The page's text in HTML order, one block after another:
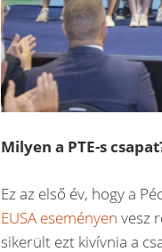
Milyen a PTE-s
Ez az első év, hogy a
EUSA eseményen vesz
sikerült ezt kivívnia a